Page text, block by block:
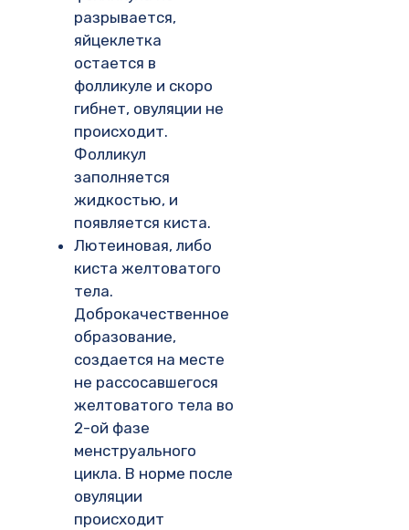
разрывается,
яйцеклетка
остается в
фолликуле и скоро
гибнет, овуляции не
происходит.
Фолликул
заполняется
жидкостью, и
появляется киста.
Лютеиновая, либо
киста желтоватого
тела.
Доброкачественное
образование,
создается на месте
не рассосавшегося
желтоватого тела во
2-ой фазе
менструального
цикла. В норме после
овуляции
происходит